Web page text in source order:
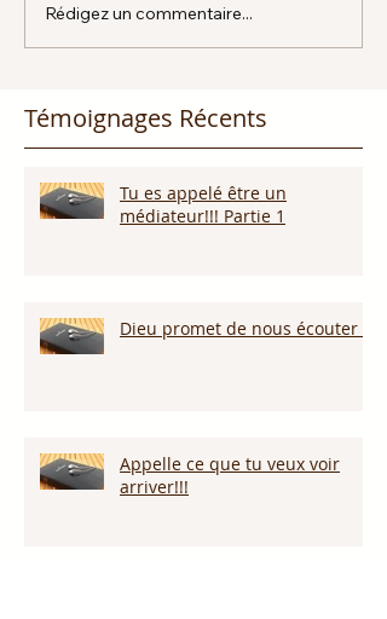
Rédigez un commentaire...
Témoignages Récents
Tu es appelé être un
médiateur!!! Partie 1
Dieu promet de nous écouter !
Appelle ce que tu veux voir
arriver!!!